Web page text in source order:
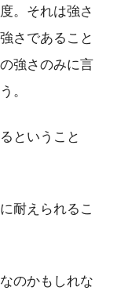
。それは強さ
さであること
強さのみに言
。
ということ
耐えられるこ
のかもしれな